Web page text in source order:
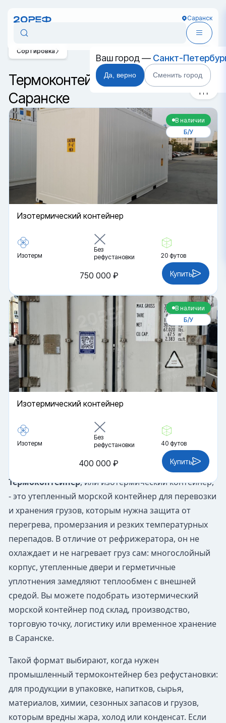
Саранск
Ваш город — Санкт-
Да, верно Сменить город
Термоконтейнеры в
Саранске
Сортировка
В наличии
Б/У
Изотермический контейнер
Изотерм
Без
рефустановки
20 футов
750 000 ₽ Купить
В наличии
Б/У
Изотермический контейнер
Изотерм
Без
рефустановки
40 футов
400 000 ₽ Купить
Термоконтейнер, или изотермический контейнер,
- это утепленный морской контейнер для перевозки
и хранения грузов, которым нужна защита от
перегрева, промерзания и резких температурных
перепадов. В отличие от рефрижератора, он не
охлаждает и не нагревает груз сам: многослойный
корпус, утепленные двери и герметичные
уплотнения замедляют теплообмен с внешней
средой. Вы можете подобрать изотермический
морской контейнер под склад, производство,
торговую точку, логистику или временное хранение
в Саранске.
Такой формат выбирают, когда нужен
промышленный термоконтейнер без рефустановки:
для продукции в упаковке, напитков, сырья,
материалов, химии, сезонных запасов и грузов,
которым вредны жара, холод или конденсат. Если